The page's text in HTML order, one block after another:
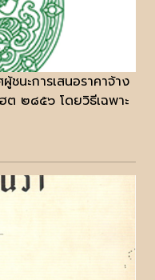
ชนะการเสนอราคาจ้าง
ต ๒๘๕๖ โดยวิธีเฉพาะ